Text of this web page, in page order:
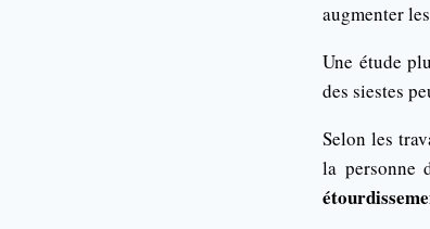
augmenter
Une étude
des siestes
Selon les
la personne